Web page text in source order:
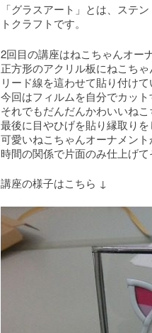
「グラスアート」とは、ステ
トクラフトです。
2回目の講座はねこちゃんオー
正方形のアクリル板にねこち
リード線を這わせて貼り付けて
今回はフィルムを自分でカッ
それでもだんだんかわいいね
最後に目やひげを貼り縁取りを
可愛いねこちゃんオーナメント
時間の関係で片面のみ仕上げ
講座の様子はこちら ↓